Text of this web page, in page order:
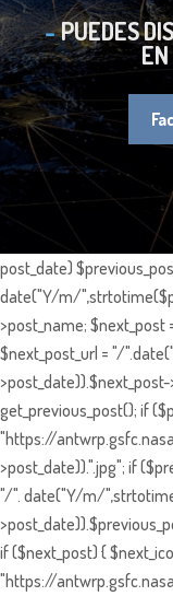
PUEDES
post_date)
date("Y/m/
>post_name; $next_post
$next_post_url = "/
get_previous_post(); if
"https://
>post_date)).".jpg"; if
"/". date("Y/m/
if ($next_post) {
"https://